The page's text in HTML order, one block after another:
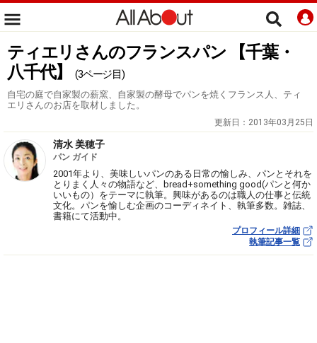
ティエリさんのフランスパン 【千葉・
八千代】
(3ページ目)
自宅の庭で自家製の薪窯、自家製の酵母でパンを焼くフランス人、ティ
エリさんのお店を取材しました。
更新日： 2013年03月25日
清水 美穂子
パン ガイド
2001年より、美味しいパンのある日常の愉しみ、パンとそれを
とりまく人々の物語など、bread+something good(パンと何か
いいもの）をテーマに執筆。興味があるのは職人の仕事と伝統
文化。パンを愉しむ企画のコーディネイト、執筆多数。雑誌、
書籍にて活動中。
プロフィール詳細
執筆記事一覧